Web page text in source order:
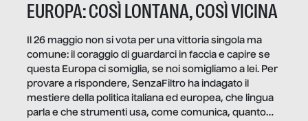
EUROPA: COSÌ LONTANA, COSÌ VICINA
Il 26 maggio non si vota per una vittoria singola ma
comune: il coraggio di guardarci in faccia e capire se
questa Europa ci somiglia, se noi somigliamo a lei. Per
provare a rispondere, SenzaFiltro ha indagato il
mestiere della politica italiana ed europea, che lingua
parla e che strumenti usa, come comunica, quanto